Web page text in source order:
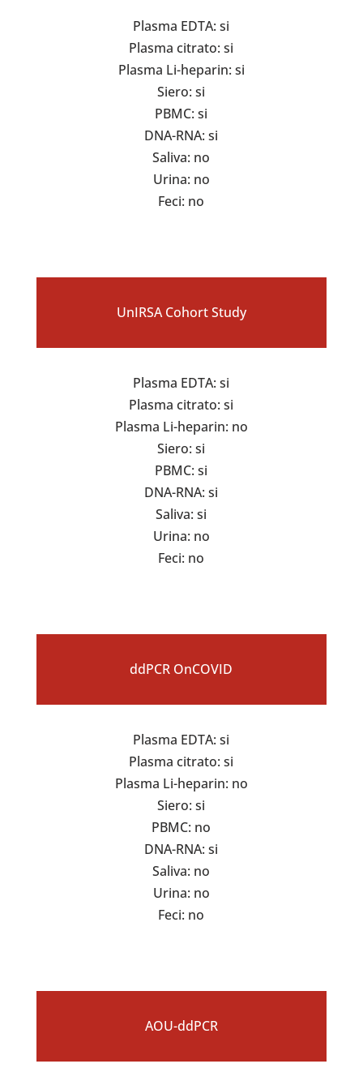
Plasma EDTA: si
Plasma citrato: si
Plasma Li-heparin: si
Siero: si
PBMC: si
DNA-RNA: si
Saliva: no
Urina: no
Feci: no
UnIRSA Cohort Study
Plasma EDTA: si
Plasma citrato: si
Plasma Li-heparin: no
Siero: si
PBMC: si
DNA-RNA: si
Saliva: si
Urina: no
Feci: no
ddPCR OnCOVID
Plasma EDTA: si
Plasma citrato: si
Plasma Li-heparin: no
Siero: si
PBMC: no
DNA-RNA: si
Saliva: no
Urina: no
Feci: no
AOU-ddPCR